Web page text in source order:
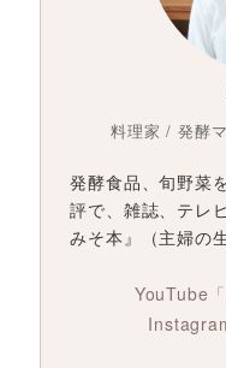
料理家 / 発酵
発酵食品、旬野菜
評で、雑誌、テレ
みそ本』（主婦の
YouTube